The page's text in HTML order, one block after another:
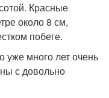
Красные
около 8 см,
побеге.
уже много лет очень
с довольно